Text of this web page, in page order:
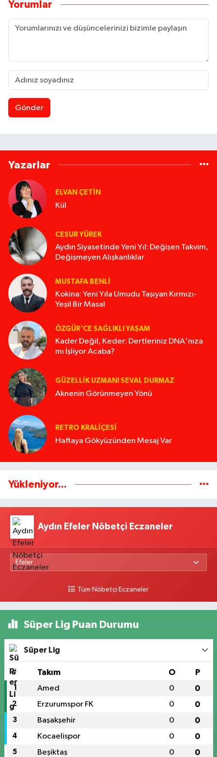
Yorumlar
Gönder
Yazarlar
ELVAN ÇETIN
Kül
CESUR YÜREK
Aydın Siyasetinde Yeni Yıl: Değişen Takvim,
Değişmeyen Alışkanlıklar
MUSTAFA BENLI
Kokina: Yeni Yıla Umudu Taşıyan Kırmızı-
Yeşil Bir Masal
ÖZGÜR'CE SAĞLIKLI YAŞAM
Kader Değil, Keder: Dertleriniz DNA'nıza
mı İşliyor Acaba?
GÜZELLIK UZMANI SEVAL DURMAZ
Aknenin Görünmeyen Yönü
RETRO KRALIÇESI
Haftaya Gökyüzünden Mesaj Var
Yükleniyor...
Aydın Efeler Nöbetçi Eczaneler
Tüm Nöbetçi Eczaneler
Süper Lig Puan Durumu
Süper Lig
# Takım O P
1 Amed 0 0
2 Erzurumspor FK 0 0
3 Başakşehir 0 0
4 Kocaelispor 0 0
5 Beşiktaş 0 0